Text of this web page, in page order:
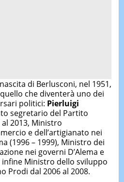
di Berlusconi, nel 1951,
che diventerà uno dei
politici: Pierluigi
segretario del Partito
2013, Ministro
e dell’artigianato nei
(1996 – 1999), Ministro dei
nei governi D’Alema e
infine Ministro dello sviluppo
Prodi dal 2006 al 2008.